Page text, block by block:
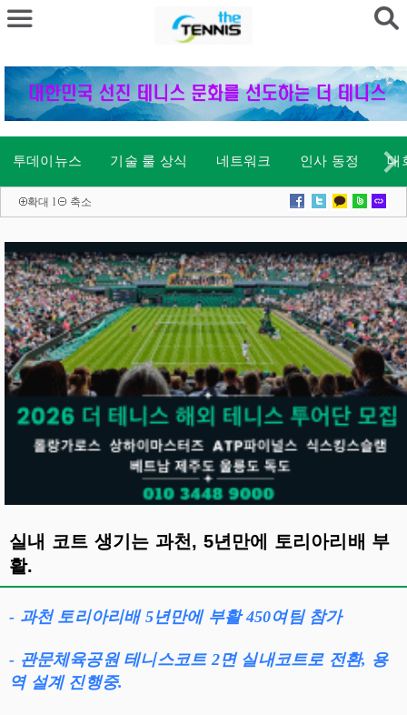
투데이뉴스 기술 룰 상식 네트워크 인사 동정 대
확대 l 축소
실내 코트 생기는 과천, 5년만에 토리아리배 부
활.
- 과천 토리아리배 5년만에 부활 450여팀 참가
- 관문체육공원 테니스코트 2면 실내코트로 전환, 용
역 설계 진행중.